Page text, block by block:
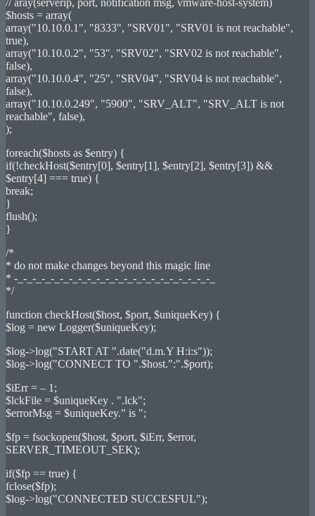
// aray(serverip, port, notification msg, vmware-host-system)
$hosts = array(
array("10.10.0.1", "8333", "SRV01", "SRV01 is not reachable",
true),
array("10.10.0.2", "53", "SRV02", "SRV02 is not reachable",
false),
array("10.10.0.4", "25", "SRV04", "SRV04 is not reachable",
false),
array("10.10.0.249", "5900", "SRV_ALT", "SRV_ALT is not
reachable", false),
);
foreach($hosts as $entry) {
if(!checkHost($entry[0], $entry[1], $entry[2], $entry[3]) &&
$entry[4] === true) {
break;
}
flush();
}
/*
* do not make changes beyond this magic line
* -_-_-_-_-_-_-_-_-_-_-_-_-_-_-_-_-_-_-_-_-_-_
*/
function checkHost($host, $port, $uniqueKey) {
$log = new Logger($uniqueKey);
$log->log("START AT ".date("d.m.Y H:i:s"));
$log->log("CONNECT TO ".$host.":".$port);
$iErr = – 1;
$lckFile = $uniqueKey . ".lck";
$errorMsg = $uniqueKey." is ";
$fp = fsockopen($host, $port, $iErr, $error,
SERVER_TIMEOUT_SEK);
if($fp == true) {
fclose($fp);
$log->log("CONNECTED SUCCESFUL");